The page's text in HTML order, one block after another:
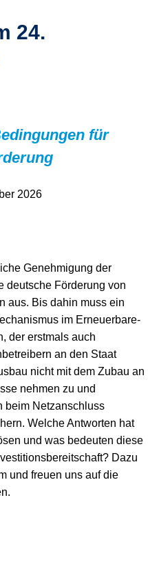
24.
für
2026
Genehmigung der
deutsche Förderung von
aus. Bis dahin muss ein
im Erneuerbare-
der erstmals auch
an den Staat
nicht mit dem Zubau an
nehmen zu und
beim Netzanschluss
Welche Antworten hat
und was bedeuten diese
Dazu
und freuen uns auf die